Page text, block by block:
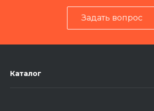
Задать вопрос
Каталог